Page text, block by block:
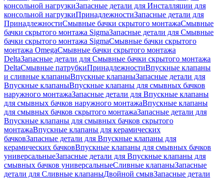
консольной нагрузкиЗапасные детали для Инсталляции для
консольной нагрузкиПринадлежностиЗапасные детали для
ПринадлежностиСмывные бачки скрытого монтажаСмывные
бачки скрытого монтажа SigmaЗапасные детали для Смывные
бачки скрытого монтажа SigmaСмывные бачки скрытого
монтажа OmegaСмывные бачки скрытого монтажа
DeltaЗапасные детали для Смывные бачки скрытого монтажа
DeltaСмывные патрубкиПринадлежностиВпускные клапаны
и сливные клапаныВпускные клапаныЗапасные детали для
Впускные клапаныВпускные клапаны для смывных бачков
наружного монтажаЗапасные детали для Впускные клапаны
для смывных бачков наружного монтажаВпускные клапаны
для смывных бачков скрытого монтажаЗапасные детали для
Впускные клапаны для смывных бачков скрытого
монтажаВпускные клапаны для керамических
бачковЗапасные детали для Впускные клапаны для
керамических бачковВпускные клапаны для смывных бачков
универсальныеЗапасные детали для Впускные клапаны для
смывных бачков универсальныеСливные клапаныЗапасные
детали для Сливные клапаныДвойной смывЗапасные детали